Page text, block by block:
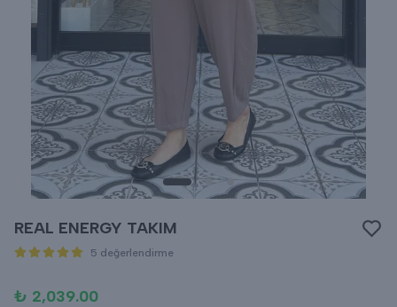
REAL ENERGY TAKIM
5 değerlendirme
₺ 2,039.00